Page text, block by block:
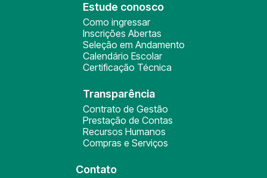
Estude conosco
Como ingressar
Inscrições Abertas
Seleção em Andamento
Calendário Escolar
Certificação Técnica
Transparência
Contrato de Gestão
Prestação de Contas
Recursos Humanos
Compras e Serviços
Contato